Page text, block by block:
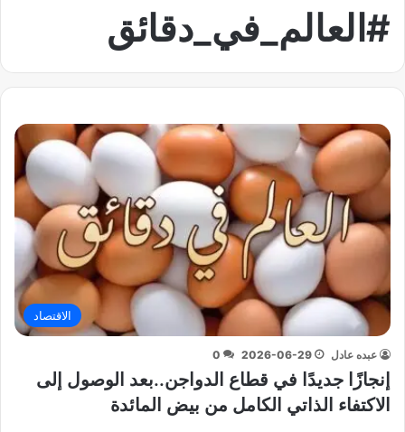
#العالم_في_دقائق
الاقتصاد
عبده عادل 2026-06-29
0
إنجازًا جديدًا في قطاع الدواجن..بعد الوصول إلى
الاكتفاء الذاتي الكامل من بيض المائدة